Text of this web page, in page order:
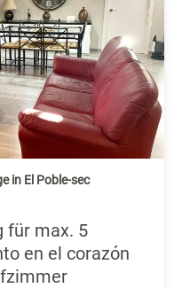
in El Poble-sec
für max. 5
en el corazón